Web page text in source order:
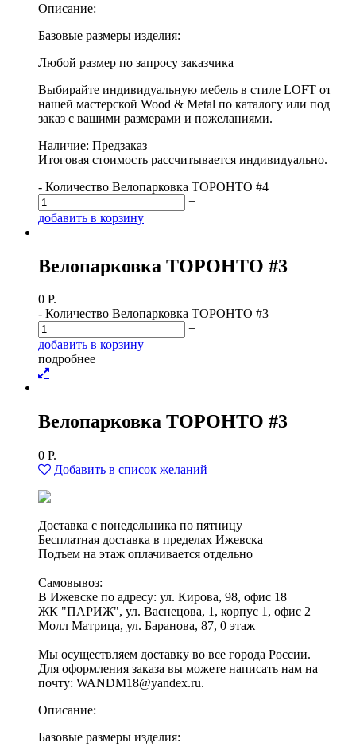
Описание:
Базовые размеры изделия:
Любой размер по запросу заказчика
Выбирайте индивидуальную мебель в стиле LOFT от
нашей мастерской Wood & Metal по каталогу или под
заказ с вашими размерами и пожеланиями.
Наличие: Предзаказ
Итоговая стоимость рассчитывается индивидуально.
- Количество Велопарковка ТОРОНТО #4
+
добавить в корзину
Велопарковка ТОРОНТО #3
0 Р.
- Количество Велопарковка ТОРОНТО #3
+
добавить в корзину
подробнее
Велопарковка ТОРОНТО #3
0 Р.
Добавить в список желаний
Доставка с понедельника по пятницу
Бесплатная доставка в пределах Ижевска
Подъем на этаж оплачивается отдельно
Самовывоз:
В Ижевске по адресу: ул. Кирова, 98, офис 18
ЖК "ПАРИЖ", ул. Васнецова, 1, корпус 1, офис 2
Молл Матрица, ул. Баранова, 87, 0 этаж
Мы осуществляем доставку во все города России.
Для оформления заказа вы можете написать нам на
почту: WANDM18@yandex.ru.
Описание:
Базовые размеры изделия: